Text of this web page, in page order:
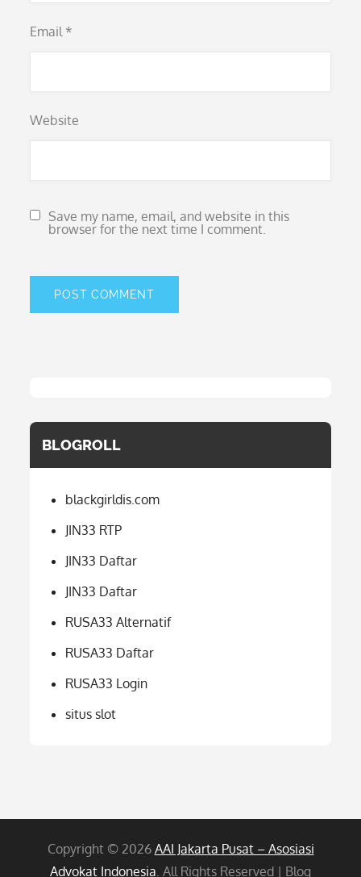
Email *
Website
Save my name, email, and website in this
browser for the next time I comment.
BLOGROLL
blackgirldis.com
JIN33 RTP
JIN33 Daftar
JIN33 Daftar
RUSA33 Alternatif
RUSA33 Daftar
RUSA33 Login
situs slot
Copyright © 2026 AAI Jakarta Pusat – Asosiasi
Advokat Indonesia. All Rights Reserved | Blog